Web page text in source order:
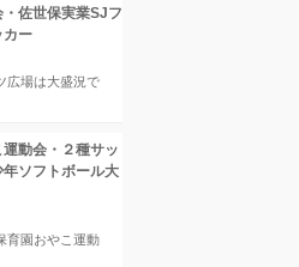
佐世保実業SJフ
カー
広場は大盛況で
動会・２種サッ
ソフトボール大
育園おやこ運動